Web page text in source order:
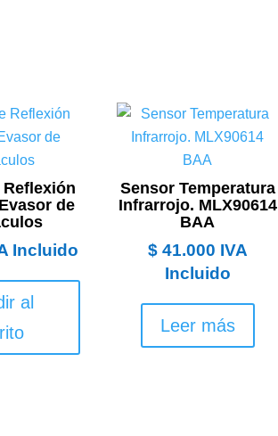
de
Incluido
al
Sensor Temperatura
Infrarrojo. MLX90614
BAA
$41.000 IVA
Incluido
Leer más